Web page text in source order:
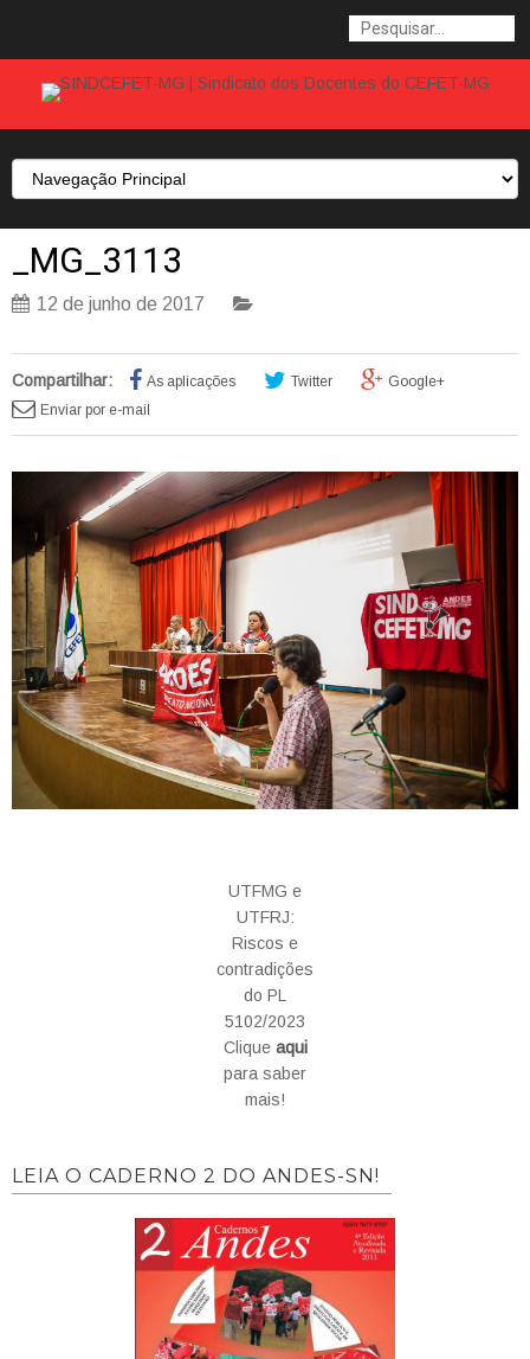
_MG_3113
12 de junho de 2017
Compartilhar: As aplicações Twitter
Google+
Enviar por e-mail
UTFMG e
UTFRJ:
Riscos e
contradições
do PL
5102/2023
Clique aqui
para saber
mais!
LEIA O CADERNO 2 DO ANDES-SN!